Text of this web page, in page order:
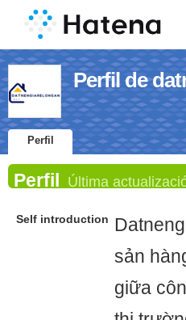
Perfil de
Perfil
Perfil Última
Self introduction
sản
giữa